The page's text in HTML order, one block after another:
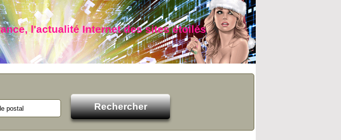
l'actualité Internet des sites étoilés